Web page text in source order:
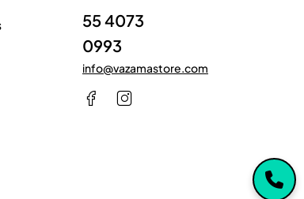
55 4073
0993
info@vazamastore.com